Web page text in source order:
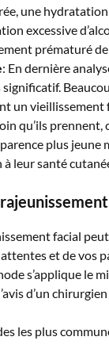
une
excessive
prématuré de
: En dernière
significatif.
un vieillissement
qu’ils prennent,
plus jeune
leur santé
facial
et de vos
s’applique le
d’un
les plus